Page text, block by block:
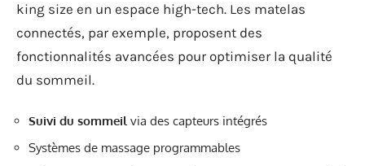
king size en un espace high-tech. Les matelas
connectés, par exemple, proposent des
fonctionnalités avancées pour optimiser la qualité
du sommeil.
Suivi du sommeil via des capteurs intégrés
Systèmes de massage programmables